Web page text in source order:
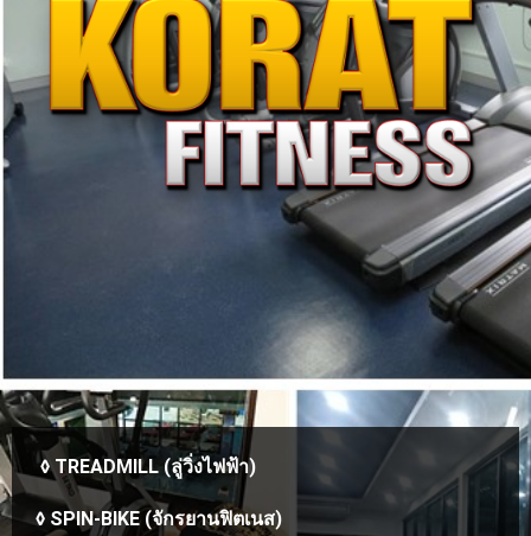
◊TREADMILL (ลู่วิ่งไฟฟ้า)
◊ SPIN-BIKE (จักรยานฟิตเนส)